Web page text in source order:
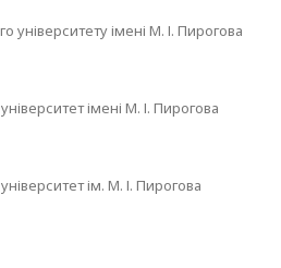
університету імені М. І. Пирогова
імені М. І. Пирогова
ім. М. І. Пирогова